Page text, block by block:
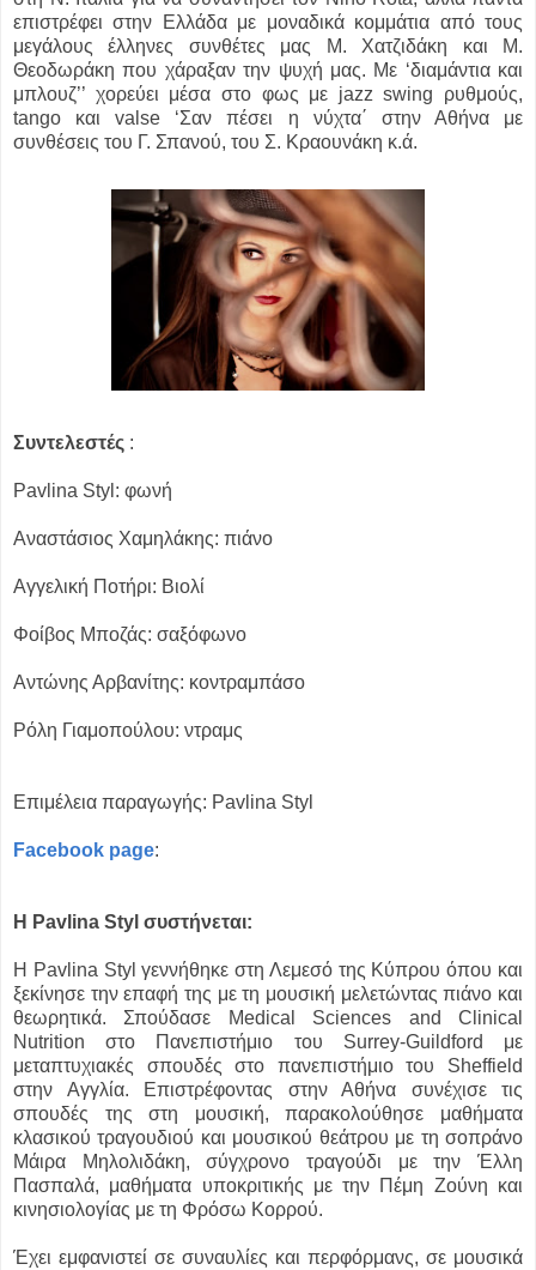
επιστρέφει στην Ελλάδα με μοναδικά κομμάτια από τους
μεγάλους έλληνες συνθέτες μας Μ. Χατζιδάκη και Μ.
Θεοδωράκη που χάραξαν την ψυχή μας. Με ‘διαμάντια και
μπλουζ’’ χορεύει μέσα στο φως με jazz swing ρυθμούς,
tango και valse ‘Σαν πέσει η νύχτα΄ στην Αθήνα με
συνθέσεις του Γ. Σπανού, του Σ. Κραουνάκη κ.ά.
Συντελεστές :
Pavlina Styl: φωνή
Αναστάσιος Χαμηλάκης: πιάνο
Αγγελική Ποτήρι: Βιολί
Φοίβος Μποζάς: σαξόφωνο
Αντώνης Αρβανίτης: κοντραμπάσο
Ρόλη Γιαμοπούλου: ντραμς
Επιμέλεια παραγωγής: Pavlina Styl
Facebook page:
Η Pavlina Styl συστήνεται:
H Pavlina Styl γεννήθηκε στη Λεμεσό της Κύπρου όπου και
ξεκίνησε την επαφή της με τη μουσική μελετώντας πιάνο και
θεωρητικά. Σπούδασε Medical Sciences and Clinical
Nutrition στο Πανεπιστήμιο του Surrey-Guildford με
μεταπτυχιακές σπουδές στο πανεπιστήμιο του Sheffield
στην Αγγλία. Επιστρέφοντας στην Αθήνα συνέχισε τις
σπουδές της στη μουσική, παρακολούθησε μαθήματα
κλασικού τραγουδιού και μουσικού θεάτρου με τη σοπράνο
Μάιρα Μηλολιδάκη, σύγχρονο τραγούδι με την Έλλη
Πασπαλά, μαθήματα υποκριτικής με την Πέμη Ζούνη και
κινησιολογίας με τη Φρόσω Κορρού.
Έχει εμφανιστεί σε συναυλίες και περφόρμανς, σε μουσικά